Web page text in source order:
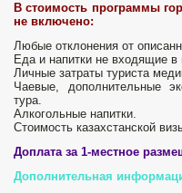
В стоимость программы
не включено:
Любые отклонения от
Еда и напитки не входящие
Личные затраты туриста
Чаевые, дополнительные
тура.
Алкогольные напитки.
Стоимость казахстанской
Доплата за 1-местное
Дополнительная